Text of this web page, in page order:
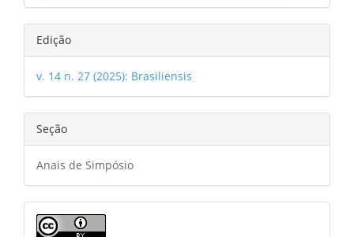
Edição
v. 14 n. 27 (2025): Brasiliensis
Seção
Anais de Simpósio